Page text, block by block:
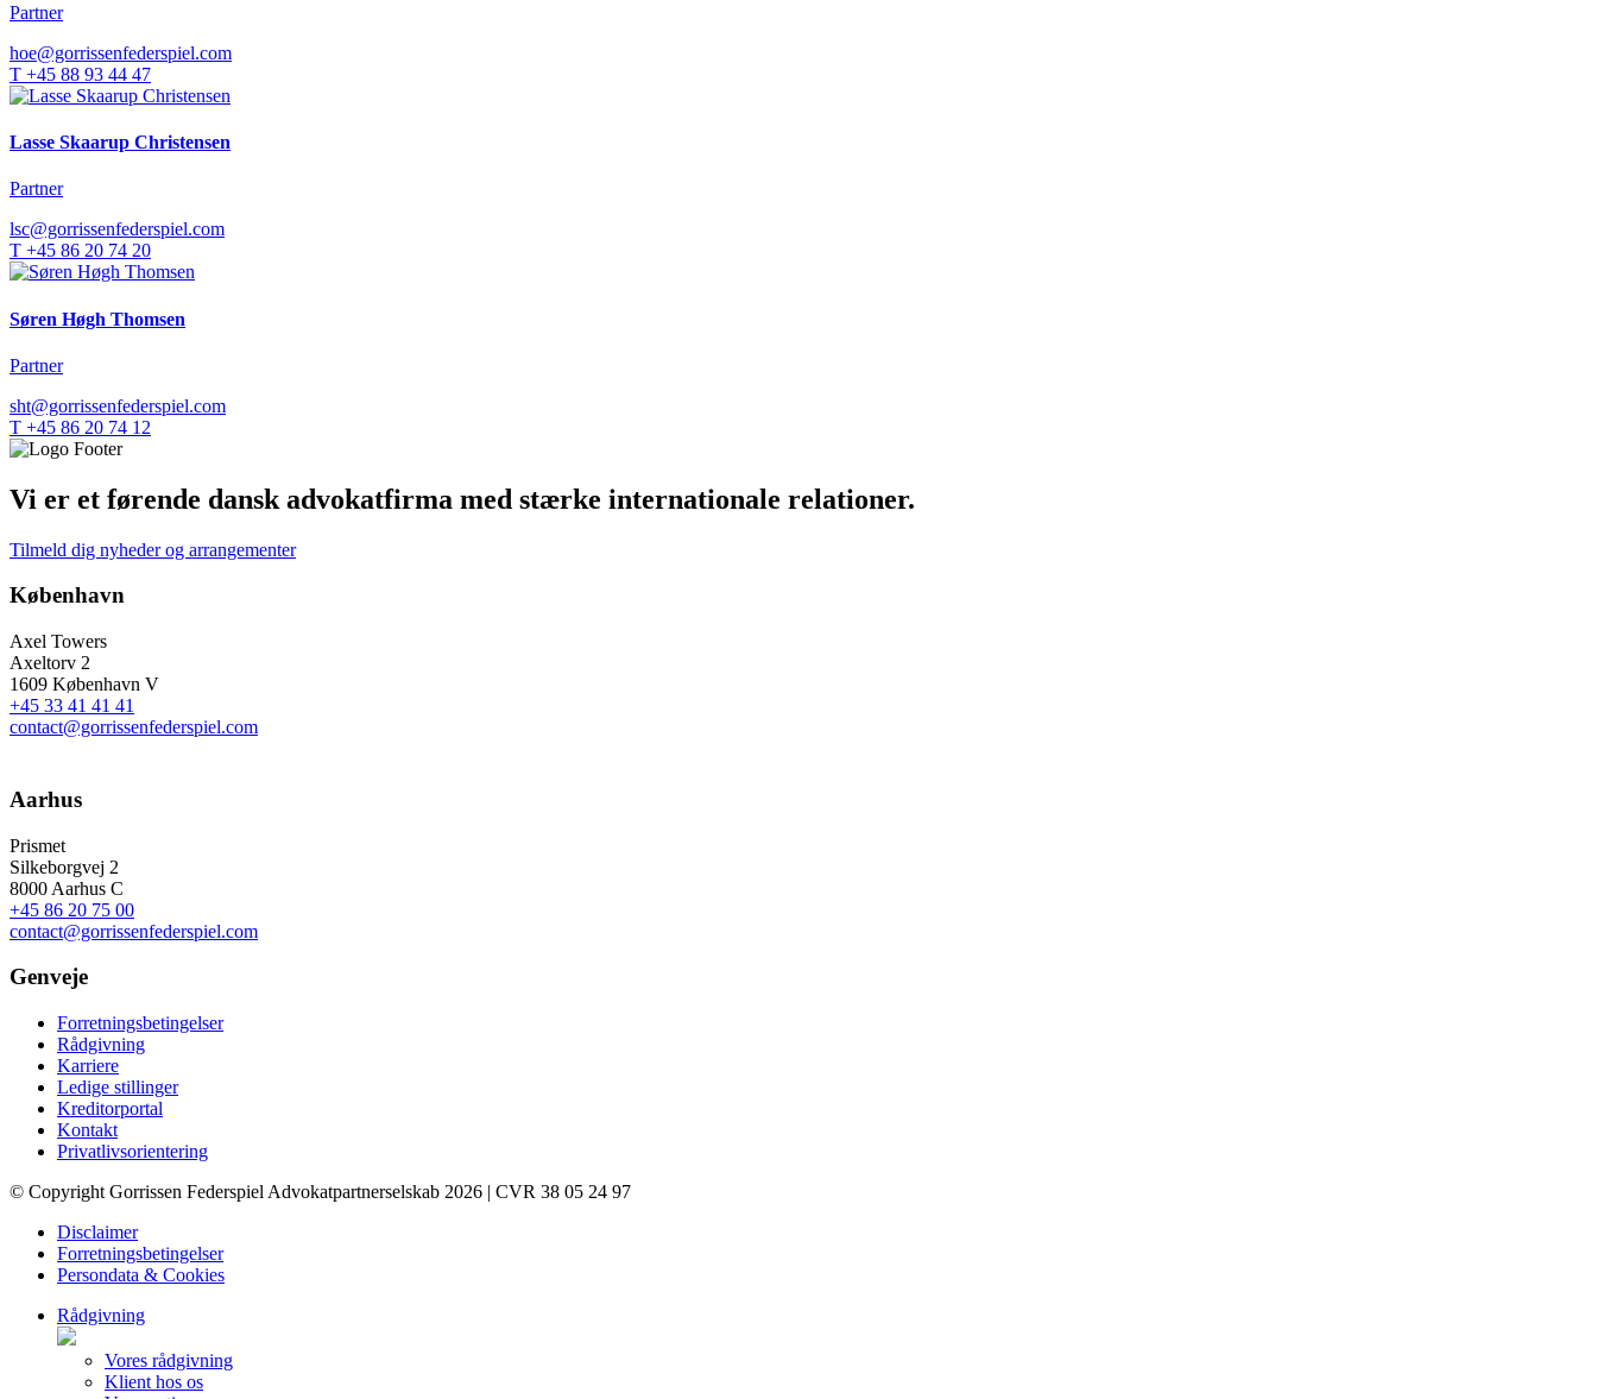
Partner
hoe@gorrissenfederspiel.com
T +45 88 93 44 47
Lasse Skaarup Christensen
Partner
lsc@gorrissenfederspiel.com
T +45 86 20 74 20
Søren Høgh Thomsen
Partner
sht@gorrissenfederspiel.com
T +45 86 20 74 12
Vi er et førende dansk advokatfirma med stærke internationale relationer.
Tilmeld dig nyheder og arrangementer
København
Axel Towers
Axeltorv 2
1609 København V
+45 33 41 41 41
contact@gorrissenfederspiel.com
Aarhus
Prismet
Silkeborgvej 2
8000 Aarhus C
+45 86 20 75 00
contact@gorrissenfederspiel.com
Genveje
Forretningsbetingelser
Rådgivning
Karriere
Ledige stillinger
Kreditorportal
Kontakt
Privatlivsorientering
© Copyright Gorrissen Federspiel Advokatpartnerselskab 2026 | CVR 38 05 24 97
Disclaimer
Forretningsbetingelser
Persondata & Cookies
Rådgivning
Vores rådgivning
Klient hos os